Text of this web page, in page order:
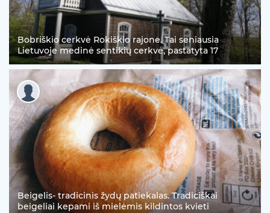
Bobriškio cerkvė Rokiškio rajone. Tai seniausia
Lietuvoje medinė sentikių cerkvė, pastatyta 17
Beigelis- tradicinis žydų patiekalas. Tradiciškai
beigeliai kepami iš mielėmis kildintos kvieti